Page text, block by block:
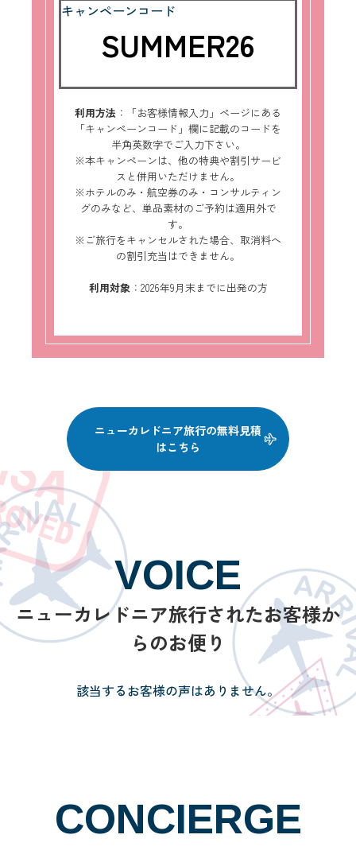
キャンペーンコード
SUMMER26
利用方法 ：「お客様情報入力」ページにある
「キャンペーンコード」欄に記載のコードを
半角英数字でご入力下さい。
※本キャンペーンは、他の特典や割引サービ
スと併用いただけません。
※ホテルのみ・航空券のみ・コンサルティン
グのみなど、単品素材のご予約は適用外で
す。
※ご旅行をキャンセルされた場合、取消料へ
の割引充当はできません。
利用対象：2026年9月末までに出発の方
ニューカレドニア旅行の無料見積
はこちら
VOICE
ニューカレドニア旅行されたお客様か
らのお便り
該当するお客様の声はありません。
CONCIERGE